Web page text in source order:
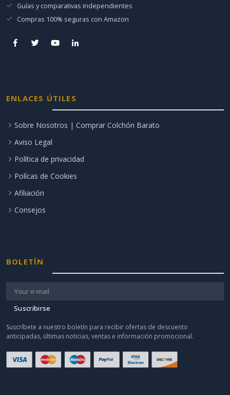
Guías y comparativas independientes
Compras 100% seguras con Amazon
ENLACES ÚTILES
Sobre Nosotros | Comprar Colchón Barato
Aviso Legal
Política de privacidad
Polícas de Cookies
Afiliación
Consejos
BOLETÍN
Suscribirse
Suscríbete a nuestro boletín para recibir ofertas de descuento
anticipadas, últimas noticias, ventas e información promocional.